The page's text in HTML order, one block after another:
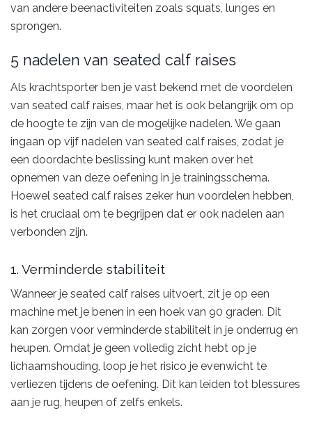
van andere beenactiviteiten zoals squats, lunges en
sprongen.
5 nadelen van seated calf raises
Als krachtsporter ben je vast bekend met de voordelen
van seated calf raises, maar het is ook belangrijk om op
de hoogte te zijn van de mogelijke nadelen. We gaan
ingaan op vijf nadelen van seated calf raises, zodat je
een doordachte beslissing kunt maken over het
opnemen van deze oefening in je trainingsschema.
Hoewel seated calf raises zeker hun voordelen hebben,
is het cruciaal om te begrijpen dat er ook nadelen aan
verbonden zijn.
1. Verminderde stabiliteit
Wanneer je seated calf raises uitvoert, zit je op een
machine met je benen in een hoek van 90 graden. Dit
kan zorgen voor verminderde stabiliteit in je onderrug en
heupen. Omdat je geen volledig zicht hebt op je
lichaamshouding, loop je het risico je evenwicht te
verliezen tijdens de oefening. Dit kan leiden tot blessures
aan je rug, heupen of zelfs enkels.